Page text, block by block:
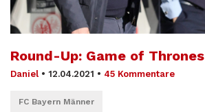
Round-Up: Game of Thrones
Daniel • 12.04.2021 • 45 Kommentare
FC Bayern Männer